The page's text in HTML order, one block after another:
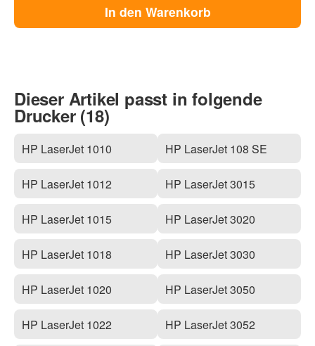
In den Warenkorb
Dieser Artikel passt in folgende
Drucker (18)
HP LaserJet 1010
HP LaserJet 1012
HP LaserJet 1015
HP LaserJet 1018
HP LaserJet 1020
HP LaserJet 1022
HP LaserJet 108 SE
HP LaserJet 3015
HP LaserJet 3020
HP LaserJet 3030
HP LaserJet 3050
HP LaserJet 3052